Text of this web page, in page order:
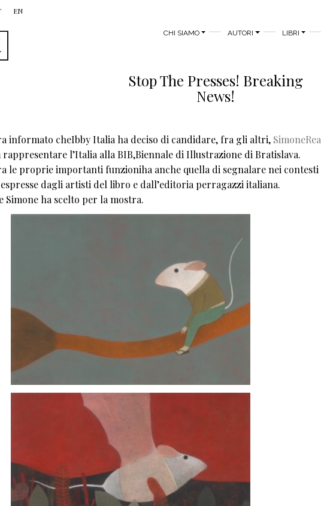
EN
MAIN MENU
CHI SIAMO AUTORI LIBRI
Stop The Presses! Breaking
News!
informato cheIbby Italia ha deciso di candidare, fra gli altri, SimoneRea
rappresentare l’Italia alla BIB,Biennale di Illustrazione di Bratislava.
le proprie importanti funzioniha anche quella di segnalare nei contesti
dagli artisti del libro e dall’editoria perragazzi italiana.
Simone ha scelto per la mostra.